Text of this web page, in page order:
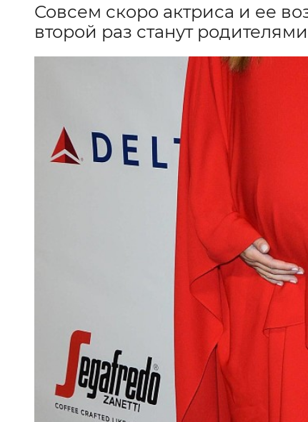
Совсем скоро актриса и ее
второй раз станут